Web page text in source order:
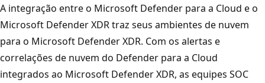
A integração entre o Microsoft Defender para a Cloud e o
Microsoft Defender XDR traz seus ambientes de nuvem
para o Microsoft Defender XDR. Com os alertas e
correlações de nuvem do Defender para a Cloud
integrados ao Microsoft Defender XDR, as equipes SOC